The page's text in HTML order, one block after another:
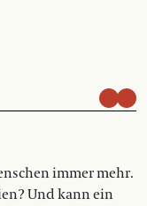
immer mehr.
Und kann ein